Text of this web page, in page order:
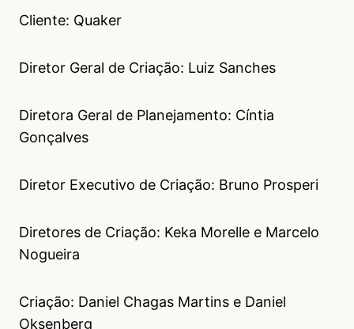
Cliente: Quaker
Diretor Geral de Criação: Luiz Sanches
Diretora Geral de Planejamento: Cíntia
Gonçalves
Diretor Executivo de Criação: Bruno Prosperi
Diretores de Criação: Keka Morelle e Marcelo
Nogueira
Criação: Daniel Chagas Martins e Daniel
Oksenberg